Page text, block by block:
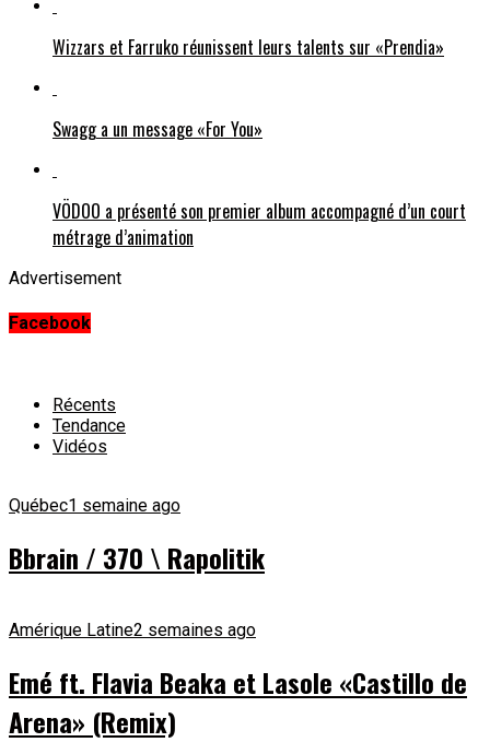
Wizzars et Farruko réunissent leurs talents sur «Prendia»
Swagg a un message «For You»
VÖDOO a présenté son premier album accompagné d’un court
métrage d’animation
Advertisement
Facebook
Récents
Tendance
Vidéos
Québec1 semaine ago
Bbrain / 370 \ Rapolitik
Amérique Latine2 semaines ago
Emé ft. Flavia Beaka et Lasole «Castillo de
Arena» (Remix)